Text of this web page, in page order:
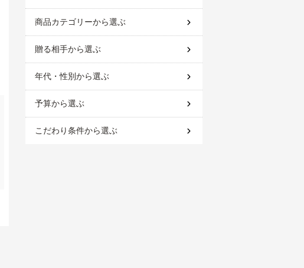
商品カテゴリーから選ぶ
贈る相手から選ぶ
年代・性別から選ぶ
予算から選ぶ
こだわり条件から選ぶ